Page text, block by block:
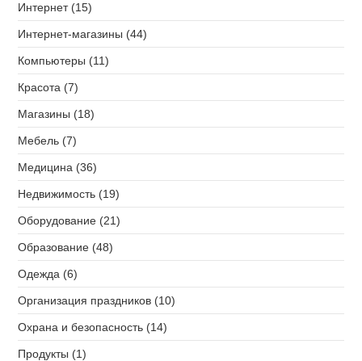
Интернет (15)
Интернет-магазины (44)
Компьютеры (11)
Красота (7)
Магазины (18)
Мебель (7)
Медицина (36)
Недвижимость (19)
Оборудование (21)
Образование (48)
Одежда (6)
Организация праздников (10)
Охрана и безопасность (14)
Продукты (1)